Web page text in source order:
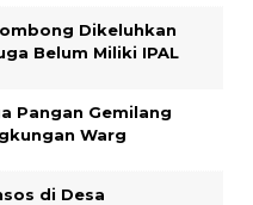
Dikeluhkan
Belum Miliki IPAL
Pangan Gemilang
Warg
di Desa